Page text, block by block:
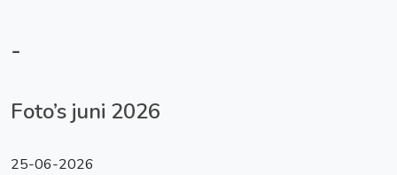
-
Foto’s juni 2026
25-06-2026